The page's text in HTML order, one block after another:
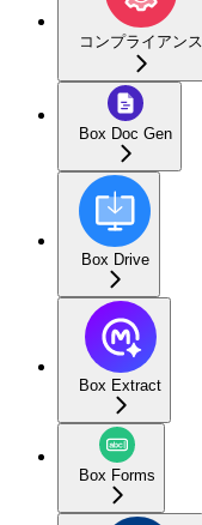
コンプライアンス
Box Doc Gen
Box Drive
Box Extract
Box Forms